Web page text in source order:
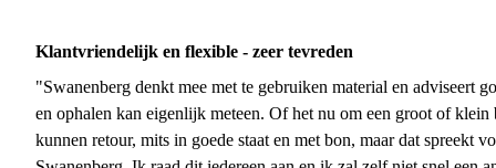
Klantvriendelijk en flexible - zeer tevreden
"Swanenberg denkt mee met te gebruiken material en adviseert
en ophalen kan eigenlijk meteen. Of het nu om een groot of
kunnen retour, mits in goede staat en met bon, maar dat spreekt